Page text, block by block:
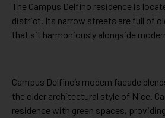
The Campus Delfino residence is
district. Its narrow streets are full of
that sit harmoniously alongside
Campus Delfino’s modern facade
the older architectural style of Nice.
residence with green spaces,